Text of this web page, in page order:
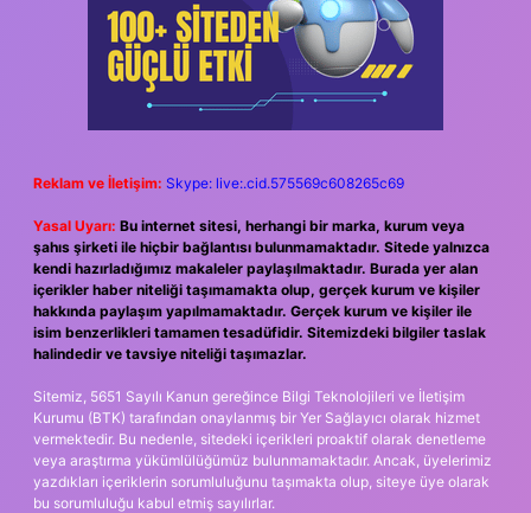
Reklam ve İletişim: Skype: live:.cid.575569c608265c69
Yasal Uyarı: Bu internet sitesi, herhangi bir marka, kurum veya
şahıs şirketi ile hiçbir bağlantısı bulunmamaktadır. Sitede yalnızca
kendi hazırladığımız makaleler paylaşılmaktadır. Burada yer alan
içerikler haber niteliği taşımamakta olup, gerçek kurum ve kişiler
hakkında paylaşım yapılmamaktadır. Gerçek kurum ve kişiler ile
isim benzerlikleri tamamen tesadüfidir. Sitemizdeki bilgiler taslak
halindedir ve tavsiye niteliği taşımazlar.
Sitemiz, 5651 Sayılı Kanun gereğince Bilgi Teknolojileri ve İletişim
Kurumu (BTK) tarafından onaylanmış bir Yer Sağlayıcı olarak hizmet
vermektedir. Bu nedenle, sitedeki içerikleri proaktif olarak denetleme
veya araştırma yükümlülüğümüz bulunmamaktadır. Ancak, üyelerimiz
yazdıkları içeriklerin sorumluluğunu taşımakta olup, siteye üye olarak
bu sorumluluğu kabul etmiş sayılırlar.